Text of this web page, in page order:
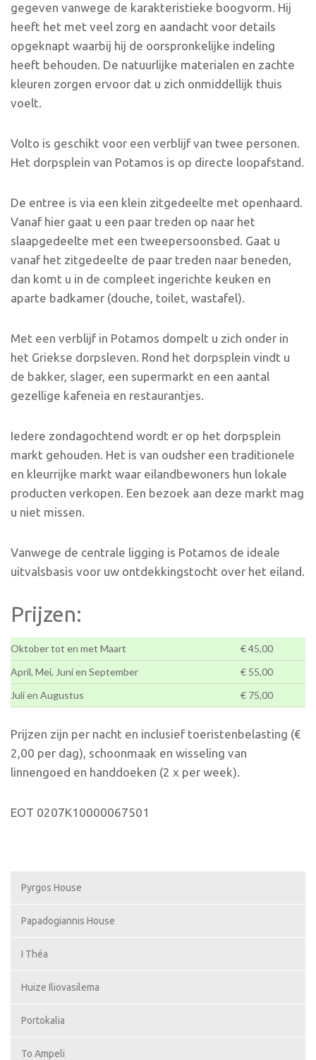
gegeven vanwege de karakteristieke boogvorm. Hij
heeft het met veel zorg en aandacht voor details
opgeknapt waarbij hij de oorspronkelijke indeling
heeft behouden. De natuurlijke materialen en zachte
kleuren zorgen ervoor dat u zich onmiddellijk thuis
voelt.
Volto is geschikt voor een verblijf van twee personen.
Het dorpsplein van Potamos is op directe loopafstand.
De entree is via een klein zitgedeelte met openhaard.
Vanaf hier gaat u een paar treden op naar het
slaapgedeelte met een tweepersoonsbed. Gaat u
vanaf het zitgedeelte de paar treden naar beneden,
dan komt u in de compleet ingerichte keuken en
aparte badkamer (douche, toilet, wastafel).
Met een verblijf in Potamos dompelt u zich onder in
het Griekse dorpsleven. Rond het dorpsplein vindt u
de bakker, slager, een supermarkt en een aantal
gezellige kafeneia en restaurantjes.
Iedere zondagochtend wordt er op het dorpsplein
markt gehouden. Het is van oudsher een traditionele
en kleurrijke markt waar eilandbewoners hun lokale
producten verkopen. Een bezoek aan deze markt mag
u niet missen.
Vanwege de centrale ligging is Potamos de ideale
uitvalsbasis voor uw ontdekkingstocht over het eiland.
Prijzen:
Oktober tot en met Maart
€ 45,00
April, Mei, Juni en September
€ 55,00
Juli en Augustus
€ 75,00
Prijzen zijn per nacht en inclusief toeristenbelasting (€
2,00 per dag), schoonmaak en wisseling van
linnengoed en handdoeken (2 x per week).
EOT 0207K10000067501
Pyrgos House
Papadogiannis House
I Théa
Huize Iliovasilema
Portokalia
To Ampeli